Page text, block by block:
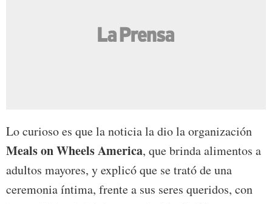
Lo curioso es que la noticia la dio la organización
Meals on Wheels America, que brinda alimentos a
adultos mayores, y explicó que se trató de una
ceremonia íntima, frente a sus seres queridos, con